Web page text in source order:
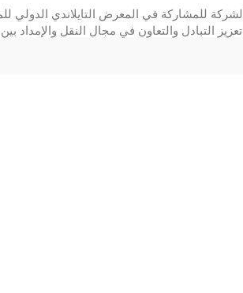
2018 ، دعيت الشركة للمشاركة في المعرض التايلاندي